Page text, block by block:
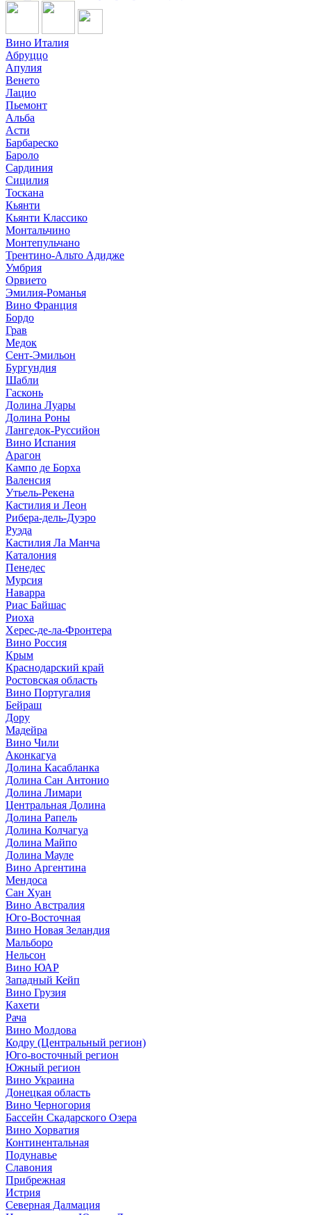
Вино Италия
Абруццо
Апулия
Венето
Лацио
Пьемонт
Альба
Асти
Барбареско
Бароло
Сардиния
Сицилия
Тоскана
Кьянти
Кьянти Классико
Монтальчино
Монтепульчано
Трентино-Альто Адидже
Умбрия
Орвието
Эмилия-Романья
Вино Франция
Бордо
Грав
Медок
Сент-Эмильон
Бургундия
Шабли
Гасконь
Долина Луары
Долина Роны
Лангедок-Руссийон
Вино Испания
Арагон
Кампо де Борха
Валенсия
Утьель-Рекена
Кастилия и Леон
Рибера-дель-Дуэро
Руэда
Кастилия Ла Манча
Каталония
Пенедес
Мурсия
Наварра
Риас Байшас
Риоха
Херес-де-ла-Фронтера
Вино Россия
Крым
Краснодарский край
Ростовская область
Вино Португалия
Бейраш
Дору
Мадейра
Вино Чили
Аконкагуа
Долина Касабланка
Долина Сан Антонио
Долина Лимари
Центральная Долина
Долина Рапель
Долина Колчагуа
Долина Майпо
Долина Мауле
Вино Аргентина
Мендоса
Сан Хуан
Вино Австралия
Юго-Восточная
Вино Новая Зеландия
Мальборо
Нельсон
Вино ЮАР
Западный Кейп
Вино Грузия
Кахети
Рача
Вино Молдова
Кодру (Центральный регион)
Юго-восточный регион
Южный регион
Вино Украина
Донецкая область
Вино Черногория
Бассейн Скадарского Озера
Вино Хорватия
Континентальная
Подунавье
Славония
Прибрежная
Истрия
Северная Далмация